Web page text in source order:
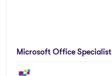
Microsoft Office Specialist